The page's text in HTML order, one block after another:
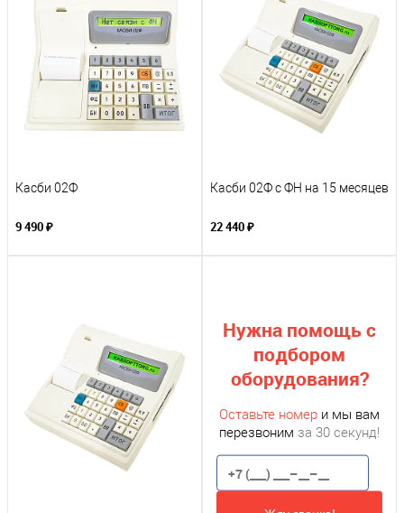
Касби 02Ф
9 490 ₽
Касби 02Ф с ФН на 15 месяцев
22 440 ₽
Нужна помощь с
подбором
оборудования?
Оставьте номер и мы вам
перезвоним за 30 секунд!